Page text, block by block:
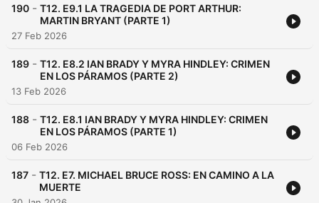
190 - T12. E9.1 LA TRAGEDIA DE PORT ARTHUR:
MARTIN BRYANT (PARTE 1)
27 Feb 2026
189 - T12. E8.2 IAN BRADY Y MYRA HINDLEY: CRIMEN
EN LOS PÁRAMOS (PARTE 2)
13 Feb 2026
188 - T12. E8.1 IAN BRADY Y MYRA HINDLEY: CRIMEN
EN LOS PÁRAMOS (PARTE 1)
06 Feb 2026
187 - T12. E7. MICHAEL BRUCE ROSS: EN CAMINO A LA
MUERTE